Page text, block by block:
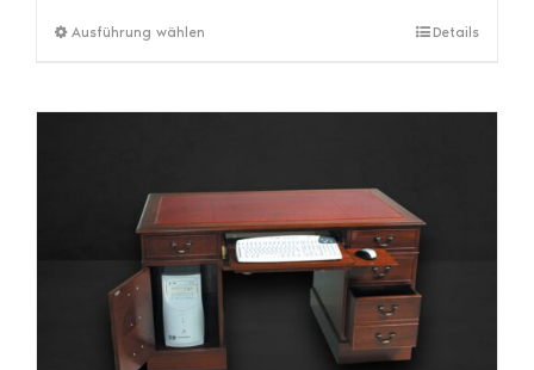
Ausführung wählen
mehrere
Die
Optionen
können
auf
der
Produktseite
gewählt
Details